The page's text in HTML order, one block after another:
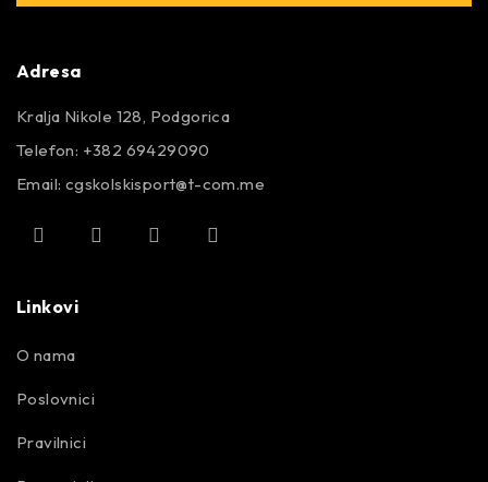
Adresa
Kralja Nikole 128, Podgorica
Telefon: +382 69429090
Email: cgskolskisport@t-com.me
Linkovi
O nama
Poslovnici
Pravilnici